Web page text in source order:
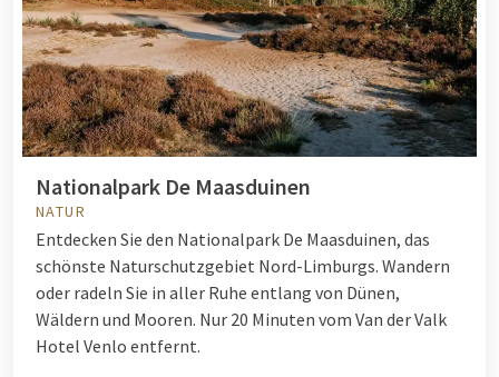
Nationalpark De Maasduinen
NATUR
Entdecken Sie den Nationalpark De Maasduinen, das
schönste Naturschutzgebiet Nord-Limburgs. Wandern
oder radeln Sie in aller Ruhe entlang von Dünen,
Wäldern und Mooren. Nur 20 Minuten vom Van der Valk
Hotel Venlo entfernt.